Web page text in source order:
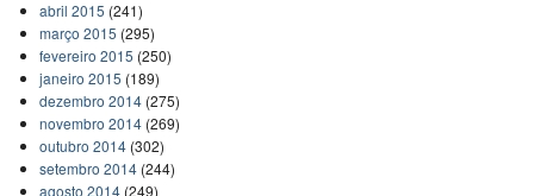
abril 2015 (241)
março 2015 (295)
fevereiro 2015 (250)
janeiro 2015 (189)
dezembro 2014(275)
novembro 2014(269)
outubro 2014(302)
setembro 2014(244)
agosto 2014(249)